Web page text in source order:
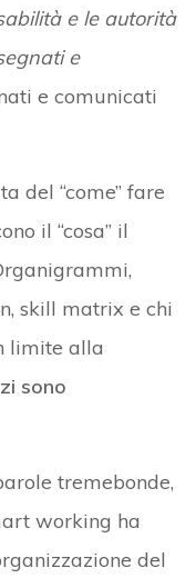
e le autorità
e
e comunicati
del “come” fare
il “cosa” il
skill matrix e chi
limite alla
sono
tremebonde,
working ha
del